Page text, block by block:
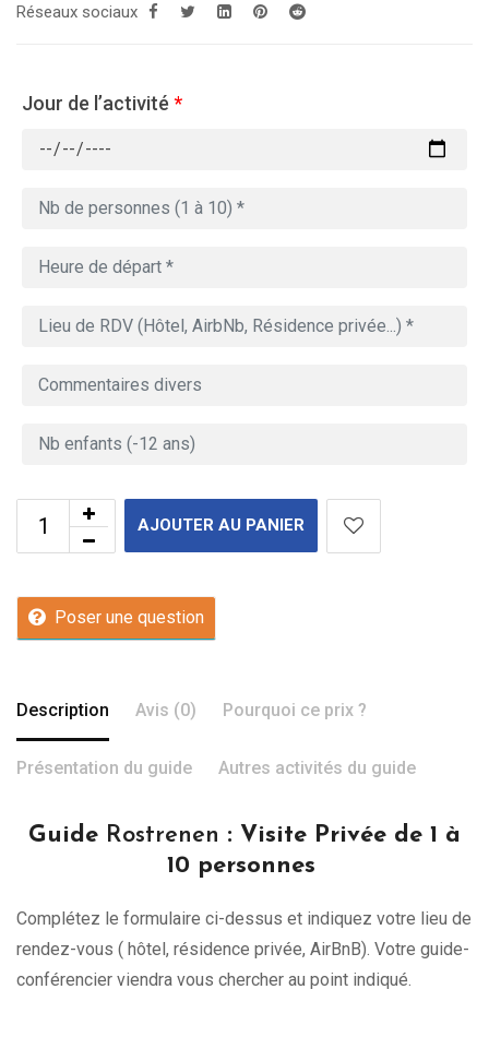
Réseaux sociaux
Jour de l’activité *
AJOUTER AU PANIER
Poser une question
Description Avis (0) Pourquoi ce prix ?
Présentation du guide Autres activités du guide
Guide Rostrenen : Visite Privée de 1 à
10 personnes
Complétez le formulaire ci-dessus et indiquez votre lieu de
rendez-vous ( hôtel, résidence privée, AirBnB). Votre guide-
conférencier viendra vous chercher au point indiqué.